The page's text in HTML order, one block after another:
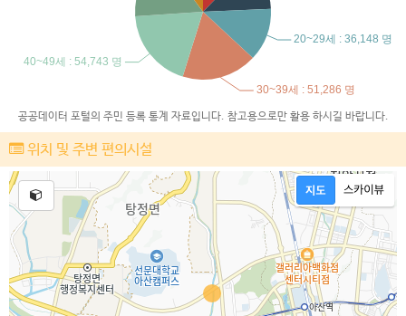
공공데이터 포털의 주민 등록 통계 자료입니다. 참고용으로만 활용 하시길 바랍니다.
위치 및 주변 편의시설